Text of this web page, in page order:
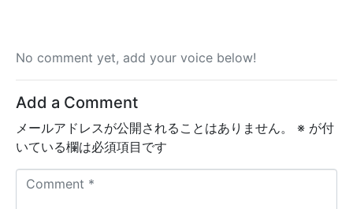
No comment yet, add your voice below!
Add a Comment
メールアドレスが公開されることはありません。 ※ が付
いている欄は必須項目です